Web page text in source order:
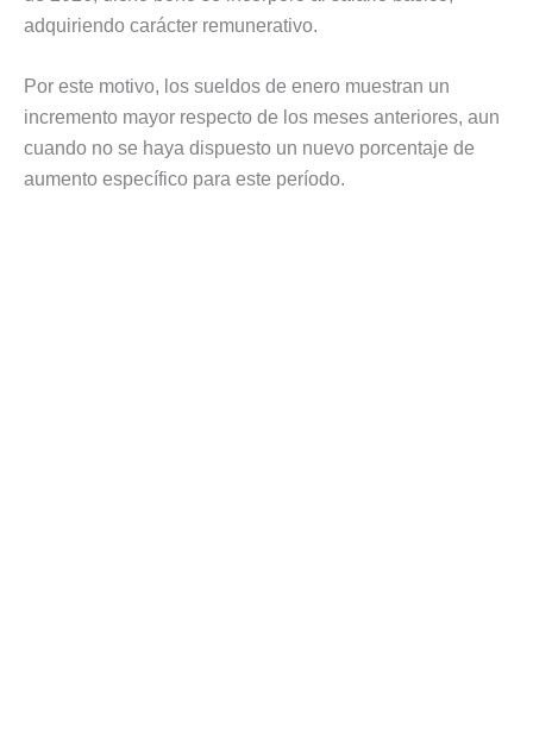
adquiriendo carácter remunerativo.
Por este motivo, los sueldos de enero muestran un
incremento mayor respecto de los meses anteriores, aun
cuando no se haya dispuesto un nuevo porcentaje de
aumento específico para este período.